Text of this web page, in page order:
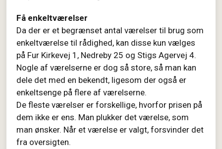
Få enkeltværelser
Da der er et begrænset antal værelser til brug som
enkeltværelse til rådighed, kan disse kun vælges
på Fur Kirkevej 1, Nedreby 25 og Stigs Agervej 4.
Nogle af værelserne er dog så store, så man kan
dele det med en bekendt, ligesom der også er
enkeltsenge på flere af værelserne.
De fleste værelser er forskellige, hvorfor prisen på
dem ikke er ens. Man plukker det værelse, som
man ønsker. Når et værelse er valgt, forsvinder det
fra oversigten.